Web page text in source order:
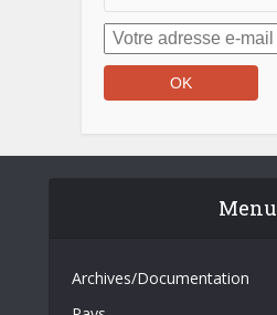
Menu
Archives/Documentation